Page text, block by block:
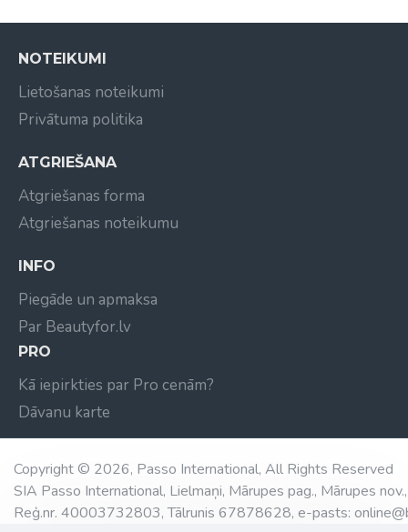
NOTEIKUMI
Lietošanas noteikumi
Privātuma politika
ATGRIEŠANA
Atgriešanas forma
Atgriešanas noteikumu
INFO
Piegāde un apmaksa
Par Beautyfor.lv
PRO
Kā iepirkties par Pro cenām?
Dāvanu karte
Copyright © 2026, Passo International, All Rights Reserved
SIA Passo International, Lielmaņi, Mārupes pag., Mārupes
Reģ.nr. 40003732803, Tālrunis 67878628, e-pasts: